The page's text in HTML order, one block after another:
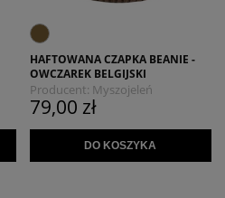
HAFTOWANA CZAPKA BEANIE -
OWCZAREK BELGIJSKI
Producent: Myszojeleń
79,00 zł
DO KOSZYKA